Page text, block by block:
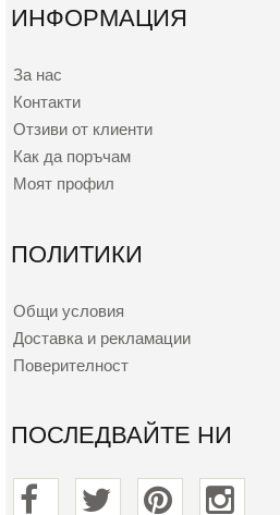
ИНФОРМАЦИЯ
За нас
Контакти
Отзиви от клиенти
Как да поръчам
Моят профил
ПОЛИТИКИ
Общи условия
Доставка и рекламации
Поверителност
ПОСЛЕДВАЙТЕ НИ